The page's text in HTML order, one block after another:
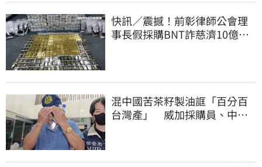
快訊／震撼！前彰律師公會理
事長假採購BNT詐慈濟10億、
混中國苦茶籽製油誆「百分百
台灣產」 威加採購員、中間